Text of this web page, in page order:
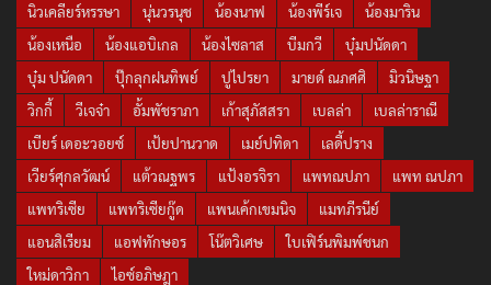
นิวเคลียร์หรรษา
นุ่นวรนุช น้องนาฟ น้องพีร์เจ
น้องมาริน
น้องเหนือ
น้องแอบิเกล น้องไซลาส บีมกวี
บุ๋มปนัดดา
บุ๋ม ปนัดดา
ปุ๊กลุกฝนทิพย์ ปูไปรยา มายด์ ณภศศิ
มิวนิษฐา
วิกกี้
วีเจจ๋า อั้มพัชราภา เก้าสุภัสสรา เบลล่า
เบลล่าราณี
เบียร์ เดอะวอยซ์
เป้ยปานวาด เมย์ปทิดา
เลดี้ปราง
เวียร์ศุกลวัฒน์
แต้วณฐพร แป้งอรจิรา แพทณปภา
แพท ณปภา
แพทริเซีย
แพทริเซียกู๊ด แพนเค้กเขมนิจ
แมทภีรนีย์
แอนสิเรียม
แอฟทักษอร โน๊ตวิเศษ
ใบเฟิร์นพิมพ์ชนก
ใหม่ดาวิกา
ไอซ์อภิษฎา